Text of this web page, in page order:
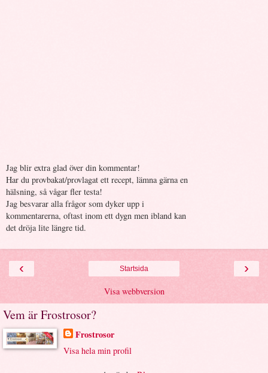
Jag blir extra glad över din kommentar!
Har du provbakat/provlagat ett recept, lämna gärna en
hälsning, så vågar fler testa!
Jag besvarar alla frågor som dyker upp i
kommentarerna, oftast inom ett dygn men ibland kan
det dröja lite längre tid.
‹ ›
Startsida
Visa webbversion
Vem är Frostrosor?
Frostrosor
Visa hela min profil